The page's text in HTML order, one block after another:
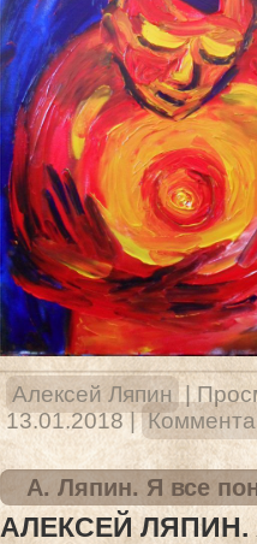
Алексей Ляпин |
13.01.2018 |
А. Ляпин. Я все
АЛЕКСЕЙ